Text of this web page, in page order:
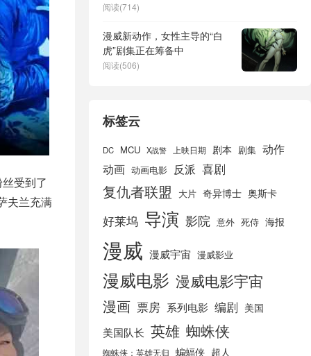
受到了
夫兰充满
阅读(714)
漫威新动作，女性主导的“白
虎”剧集正在筹备中
阅读(506)
标签云
DC MCU X战警 上映日期 剧本 剧集 动作
动画 动画电影 反派 喜剧
复仇者联盟 大片 奇异博士 奥斯卡
好莱坞 导演 影院 意外 死侍 海报
漫威 漫威宇宙 漫威影业
漫威电影 漫威电影宇宙
漫画 票房 系列电影 编剧 美国
美国队长 英雄 蜘蛛侠
蜘蛛侠：英雄无归 蝙蝠侠 超人